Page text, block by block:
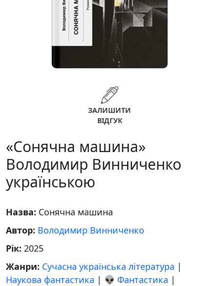
ЗАЛИШИТИ
ВІДГУК
«Сонячна машина»
Володимир Винниченко
українською
Назва: Сонячна машина
Автор: Володимир Винниченко
Рік: 2025
Жанри: Сучасна українська література |
Наукова фантастика | 👽 Фантастика |